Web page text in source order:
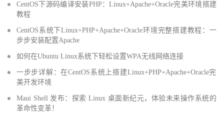
CentOS下源码编译安装PHP：Linux+Apache+Oracle完美环境搭建
教程
CentOS系统下Linux+PHP+Apache+Oracle环境完整搭建教程：一
步步安装配置Apache
如何在Ubuntu Linux系统下轻松设置WPA无线网络连接
一步步详解：在CentOS系统上搭建Linux+PHP+Apache+Oracle完
美开发环境
Maui Shell 发布：探索 Linux 桌面新纪元，体验未来操作系统的
革命性变革！